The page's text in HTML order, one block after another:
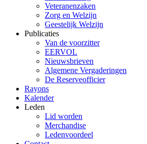
Veteranenzaken
Zorg en Welzijn
Geestelijk Welzijn
Publicaties
Van de voorzitter
EERVOL
Nieuwsbrieven
Algemene Vergaderingen
De Reserveofficier
Rayons
Kalender
Leden
Lid worden
Merchandise
Ledenvoordeel